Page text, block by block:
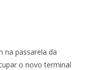
na passarela da
o novo terminal